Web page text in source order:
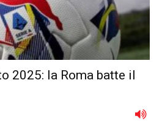
2025: la Roma batte il